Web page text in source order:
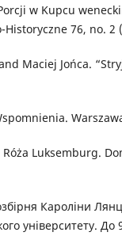
w Kupcu
Historyczne 76, no. 2
Maciej Jońca.
Luksemburg.
Кароліни
університету. До